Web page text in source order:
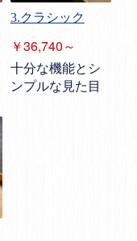
3.クラシック
￥36,740～
十分な機能とシ
ンプルな見た目